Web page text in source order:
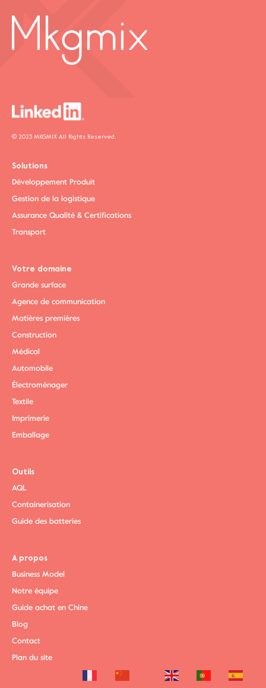
© 2023 MKGMIX All Rights Reserved.
Solutions
Développement Produit
Gestion de la logistique
Assurance Qualité & Certifications
Transport
Votre domaine
Grande surface
Agence de communication
Matières premières
Construction
Médical
Automobile
Électroménager
Textile
Imprimerie
Emballage
Outils
AQL
Containerisation
Guide des batteries
A propos
Business Model
Notre équipe
Guide achat en Chine
Blog
Contact
Plan du site